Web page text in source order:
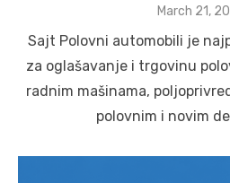
Posted
March 21,
Sajt Polovni automobili je
za oglašavanje i trgovinu
radnim mašinama,
polovnim i novim